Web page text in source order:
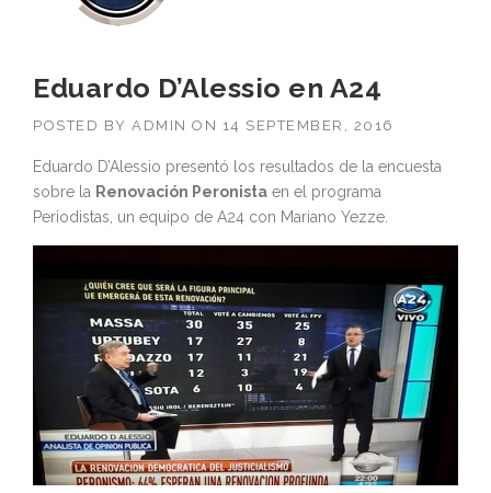
Eduardo D’Alessio en A24
POSTED BY ADMIN ON 14 SEPTEMBER, 2016
Eduardo D’Alessio presentó los resultados de la encuesta
sobre la Renovación Peronista en el programa
Periodistas, un equipo de A24 con Mariano Yezze.